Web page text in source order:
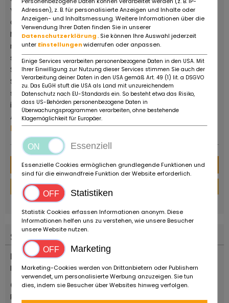
Valley besuchen. Der große Showroom von über 8.000
Quadratmetern beherbergt eine Auswahl von 600
Motorrädern aller Epochen und Marken, alle perfekt
restauriert und fahrbereit, vor allem aber zum Verkauf,
sowie eine wichtige Auswahl von über 150 Classic-,
Supercar- und YoungTimer-Fahrzeugen. Ruote da
Sogno ist kein Museum oder eine private Sammlung,
sondern ein kommerzieller Betreiber, der in der Lage
ist, die Wünsche von Sammlern und Liebhabern von
Autos und Motorrädern jeden Alters zu erfüllen.
Mehr von diesem Händler
Nachricht
powered by
Standort
Land
Italien
Ort
Reggio Emilia
Adressen), z. B. für personalisierte Anzeigen und Inhalte oder
Anzeigen- und Inhaltsmessung. Weitere Informationen über die
Verwendung Ihrer Daten finden Sie in unserer
Datenschutzerklärung. Sie können Ihre Auswahl jederzeit
unter Einstellungenwiderrufen oder anpassen.
Einige Services verarbeiten personenbezogene Daten in den USA. Mit
Ihrer Einwilligung zur Nutzung dieser Services stimmen Sie auch der
Verarbeitung deiner Daten in den USA gemäß Art. 49 (1) lit. a DSGVO
zu. Das EuGH stuft die USA als Land mit unzureichendem
Datenschutz nach EU-Standards ein. So besteht etwa das Risiko,
dass US-Behörden personenbezogene Daten in
Überwachungsprogrammen verarbeiten, ohne bestehende
Klagemöglichkeit für Europäer.
Essenziell
Essenzielle Cookies ermöglichen grundlegende Funktionen und
sind für die einwandfreie Funktion der Website erforderlich.
Statistiken
Statistik Cookies erfassen Informationen anonym. Diese
Informationen helfen uns zu verstehen, wie unsere Besucher
unsere Website nutzen.
Marketing
Marketing-Cookies werden von Drittanbietern oder Publishern
verwendet, um personalisierte Werbung anzuzeigen. Sie tun
dies, indem sie Besucher über Websites hinweg verfolgen.